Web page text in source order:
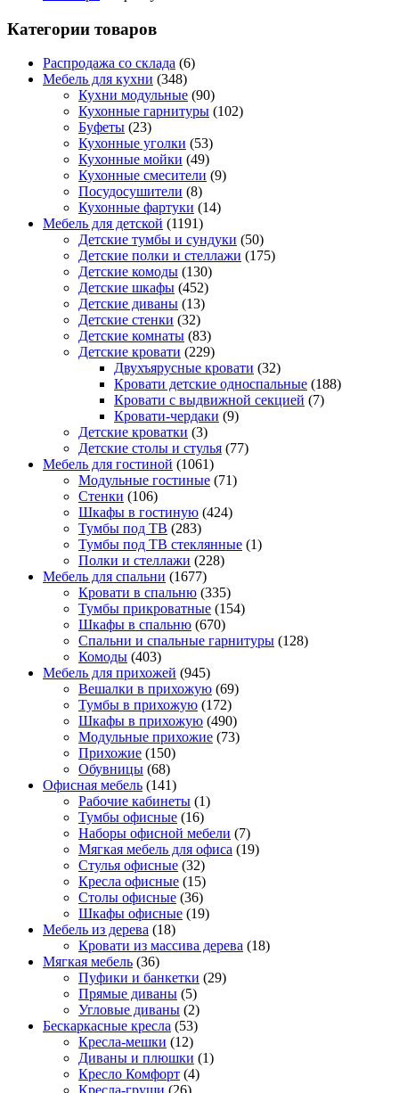
Категории товаров
Распродажа со склада (6)
Мебель для кухни (348)
Кухни модульные (90)
Кухонные гарнитуры (102)
Буфеты (23)
Кухонные уголки (53)
Кухонные мойки (49)
Кухонные смесители (9)
Посудосушители (8)
Кухонные фартуки (14)
Мебель для детской (1191)
Детские тумбы и сундуки (50)
Детские полки и стеллажи (175)
Детские комоды (130)
Детские шкафы (452)
Детские диваны (13)
Детские стенки (32)
Детские комнаты (83)
Детские кровати (229)
Двухъярусные кровати (32)
Кровати детские односпальные (188)
Кровати с выдвижной секцией (7)
Кровати-чердаки (9)
Детские кроватки (3)
Детские столы и стулья (77)
Мебель для гостиной (1061)
Модульные гостиные (71)
Стенки (106)
Шкафы в гостиную (424)
Тумбы под ТВ (283)
Тумбы под ТВ стеклянные (1)
Полки и стеллажи (228)
Мебель для спальни (1677)
Кровати в спальню (335)
Тумбы прикроватные (154)
Шкафы в спальню (670)
Спальни и спальные гарнитуры (128)
Комоды (403)
Мебель для прихожей (945)
Вешалки в прихожую (69)
Тумбы в прихожую (172)
Шкафы в прихожую (490)
Модульные прихожие (73)
Прихожие (150)
Обувницы (68)
Офисная мебель (141)
Рабочие кабинеты (1)
Тумбы офисные (16)
Наборы офисной мебели (7)
Мягкая мебель для офиса (19)
Стулья офисные (32)
Кресла офисные (15)
Столы офисные (36)
Шкафы офисные (19)
Мебель из дерева (18)
Кровати из массива дерева (18)
Мягкая мебель (36)
Пуфики и банкетки (29)
Прямые диваны (5)
Угловые диваны (2)
Бескаркасные кресла (53)
Кресла-мешки (12)
Диваны и плюшки (1)
Кресло Комфорт (4)